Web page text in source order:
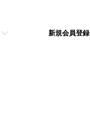
新規会員登録